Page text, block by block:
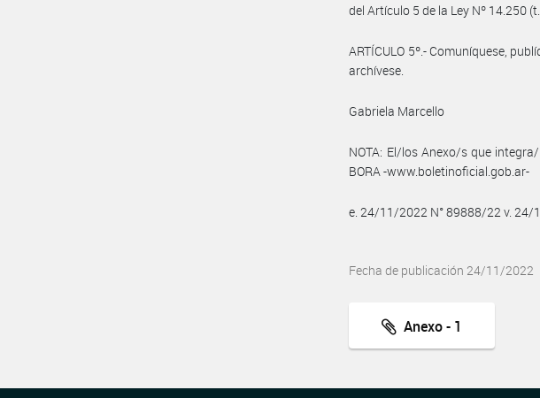
del Artículo 5 de la Ley Nº 14.250
ARTÍCULO 5º.- Comuníquese,
archívese.
Gabriela Marcello
NOTA: El/los Anexo/s que
BORA -www.boletinoficial.gob.ar-
e. 24/11/2022 N° 89888/22 v. 24/
Fecha de publicación 24/11/2022
Anexo - 1